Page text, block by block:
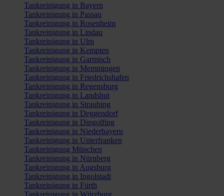
Tankreinigung in Bayern
Tankreinigung in Passau
Tankreinigung in Rosenheim
Tankreinigung in Lindau
Tankreinigung in Ulm
Tankreinigung in Kempten
Tankreinigung in Garmisch
Tankreinigung in Memmingen
Tankreinigung in Friedrichshafen
Tankreinigung in Regensburg
Tankreinigung in Landshut
Tankreinigung in Straubing
Tankreinigung in Deggendorf
Tankreinigung in Dingolfing
Tankreinigung in Niederbayern
Tankreinigung in Unterfranken
Tankreinigung München
Tankreinigung in Nürnberg
Tankreinigung in Augsburg
Tankreinigung in Ingolstadt
Tankreinigung in Fürth
Tankreinigung in Würzburg